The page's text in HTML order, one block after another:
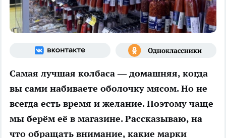
Самая лучшая колбаса — домашняя, когда
вы сами набиваете оболочку мясом. Но не
всегда есть время и желание. Поэтому чаще
мы берём её в магазине. Рассказываю, на
что обращать внимание, какие марки